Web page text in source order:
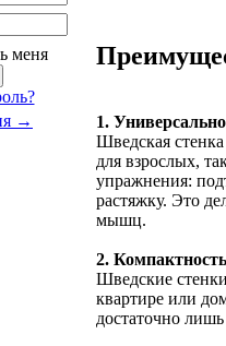
меня
→
1.
Шведская
для взрослых,
упражнения:
растяжку. Это
мышц.
2. Компактность
Шведские
квартире или
достаточно